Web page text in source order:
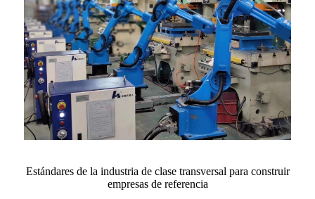
Estándares de la industria de clase transversal para construir
empresas de referencia